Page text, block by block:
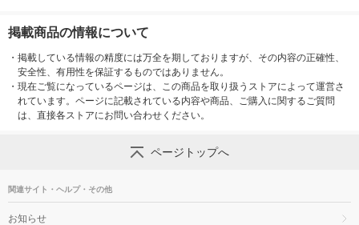
掲載商品の情報について
・ 掲載している情報の精度には万全を期しておりますが、その内容の正確性、
安全性、有用性を保証するものではありません。
・ 現在ご覧になっているページは、この商品を取り扱うストアによって運営さ
れています。ページに記載されている内容や商品、ご購入に関するご質問
は、直接各ストアにお問い合わせください。
ページトップへ
関連サイト・ヘルプ・その他
お知らせ